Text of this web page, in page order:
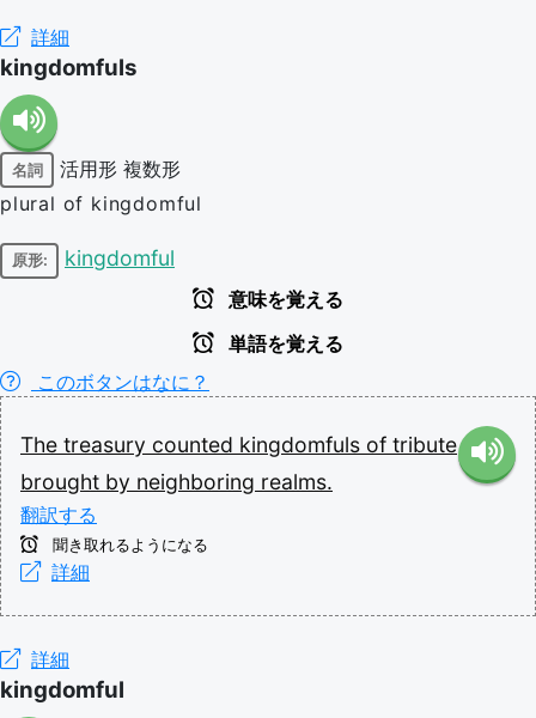
詳細
kingdomfuls
名詞 活用形 複数形
plural of kingdomful
原形: kingdomful
意味を覚える
単語を覚える
このボタンはなに？
The treasury counted kingdomfuls of tribute
brought by neighboring realms.
翻訳する
聞き取れるようになる
詳細
詳細
kingdomful